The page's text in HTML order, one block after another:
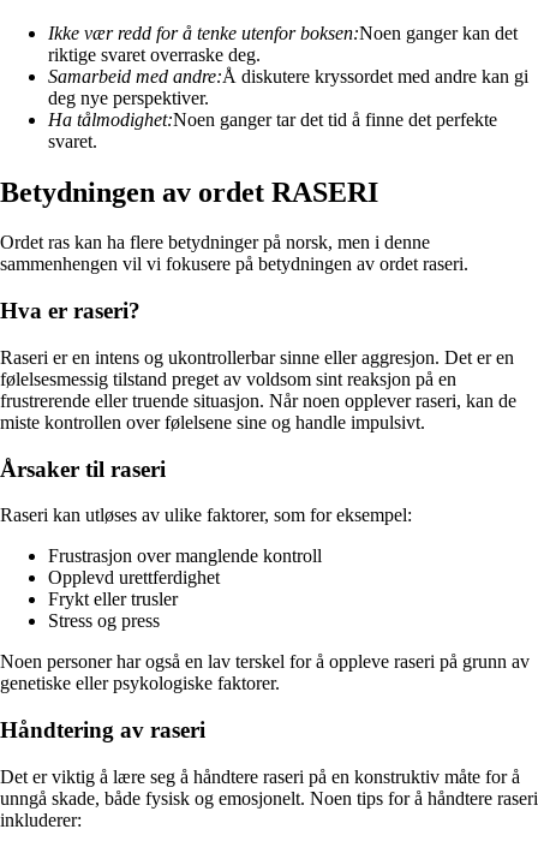
Ikke vær redd for å tenke utenfor boksen:Noen ganger kan det
riktige svaret overraske deg.
Samarbeid med andre:Å diskutere kryssordet med andre kan gi
deg nye perspektiver.
Ha tålmodighet:Noen ganger tar det tid å finne det perfekte
svaret.
Betydningen av ordet RASERI
Ordet ras kan ha flere betydninger på norsk, men i denne
sammenhengen vil vi fokusere på betydningen av ordet raseri.
Hva er raseri?
Raseri er en intens og ukontrollerbar sinne eller aggresjon. Det er en
følelsesmessig tilstand preget av voldsom sint reaksjon på en
frustrerende eller truende situasjon. Når noen opplever raseri, kan de
miste kontrollen over følelsene sine og handle impulsivt.
Årsaker til raseri
Raseri kan utløses av ulike faktorer, som for eksempel:
Frustrasjon over manglende kontroll
Opplevd urettferdighet
Frykt eller trusler
Stress og press
Noen personer har også en lav terskel for å oppleve raseri på grunn av
genetiske eller psykologiske faktorer.
Håndtering av raseri
Det er viktig å lære seg å håndtere raseri på en konstruktiv måte for å
unngå skade, både fysisk og emosjonelt. Noen tips for å håndtere raseri
inkluderer: